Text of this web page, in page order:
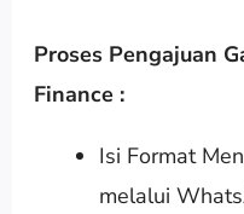
Proses Pengajuan
Finance :
Isi Format
melalui